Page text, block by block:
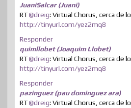
JuaniSalcar (Juani)
RT@dreig: Virtual Chorus, cerca de
http://tinyurl.com/yez2mq8
Responder
quimllobet (Joaquim Llobet)
RT@dreig: Virtual Chorus, cerca de
http://tinyurl.com/yez2mq8
Responder
pazinguez (pau dominguez ara)
RT@dreig: Virtual Chorus, cerca de